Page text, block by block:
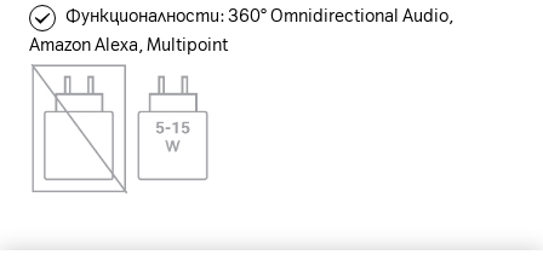
Функционалности: 360° Omnidirectional Audio,
Amazon Alexa, Multipoint